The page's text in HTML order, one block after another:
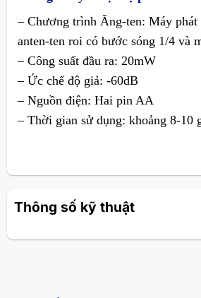
– Chương trình Ăng-ten: Máy
anten-ten roi có bước sóng 1/4 và
– Công suất đầu ra: 20mW
– Ức chế độ giả: -60dB
– Nguồn điện: Hai pin AA
– Thời gian sử dụng: khoảng 8-10
Thông số kỹ thuật